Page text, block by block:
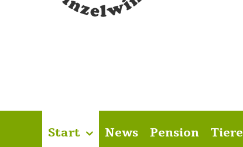
Start News Pension Tiere